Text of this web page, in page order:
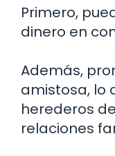
Primero,
dinero en
Además,
amistosa, lo
herederos
relaciones